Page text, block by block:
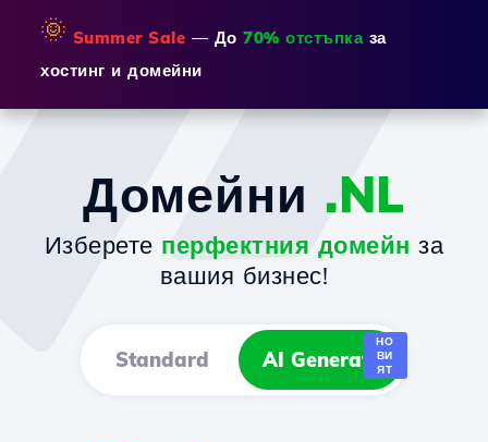
🌞 Summer Sale — До 70% отстъпказа
хостинг и домейни
Домейни .NL
Изберете перфектния домейн за
вашия бизнес!
Standard AI Generator
НО
ВИ
ЯТ